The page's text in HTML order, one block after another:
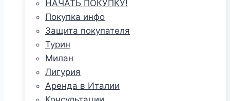
НАЧАТЬ ПОКУПКУ!
Покупка инфо
Защита покупателя
Турин
Милан
Лигурия
Аренда в Италии